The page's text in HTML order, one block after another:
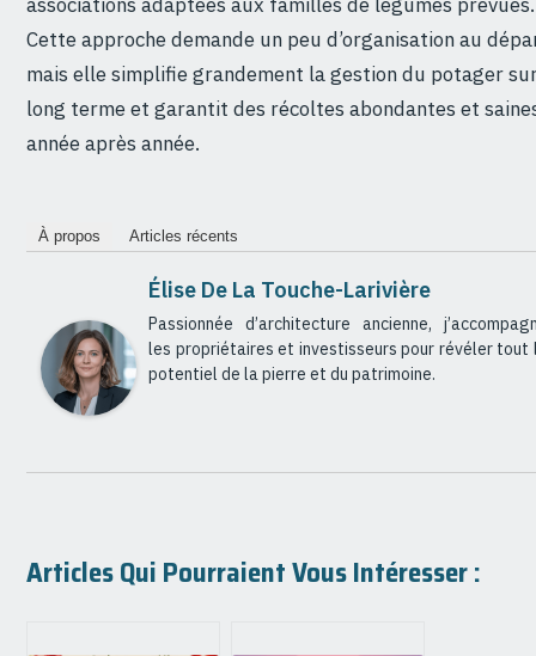
Cette approche demande un peu d’organisation au
mais elle simplifie grandement la gestion du potager
long terme et garantit des récoltes abondantes et
année après année.
À propos Articles récents
Élise De La Touche-Larivière
Passionnée d’architecture ancienne,
les propriétaires et investisseurs pour révéler tout
potentiel de la pierre et du patrimoine.
Articles Qui Pourraient Vous Intéresser :